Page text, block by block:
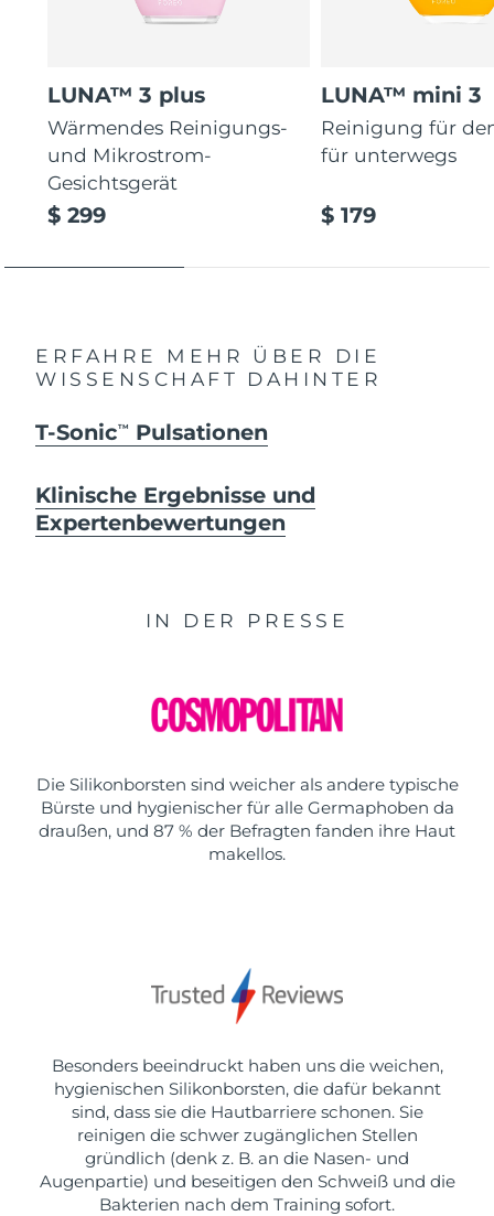
LUNA™ 3 plus
Wärmendes Reinigungs-
und Mikrostrom-
Gesichtsgerät
$ 299
LUNA™ mini 3
Reinigung für
für unterwegs
$ 179
ERFAHRE MEHR ÜBER DIE
WISSENSCHAFT DAHINTER
T-SonicTM Pulsationen
Klinische Ergebnisse und
Expertenbewertungen
IN DER PRESSE
Die Silikonborsten sind weicher als andere typische
Bürste und hygienischer für alle Germaphoben da
draußen, und 87 % der Befragten fanden ihre Haut
makellos.
Besonders beeindruckt haben uns die weichen,
hygienischen Silikonborsten, die dafür bekannt
sind, dass sie die Hautbarriere schonen. Sie
reinigen die schwer zugänglichen Stellen
gründlich (denk z. B. an die Nasen- und
Augenpartie) und beseitigen den Schweiß und die
Bakterien nach dem Training sofort.